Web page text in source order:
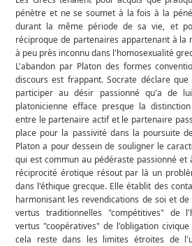
pénètre et ne se soumet à la fois à la
durant la même période de sa vie, et
réciproque de partenaires appartenant à la
à peu près inconnu dans l'homosexualité
L'abandon par Platon des formes
discours est frappant. Socrate déclare
participer au désir passionné qu'a de
platonicienne efface presque la
entre le partenaire actif et le partenaire
place pour la passivité dans la poursuite
Platon a pour dessein de souligner le
qui est commun au pédéraste passionné et
réciprocité érotique résout par là un
dans l'éthique grecque. Elle établit des
harmonisant les revendications de soi et
vertus traditionnelles "compétitives" de
vertus "coopératives" de l'obligation
cela reste dans les limites étroites de